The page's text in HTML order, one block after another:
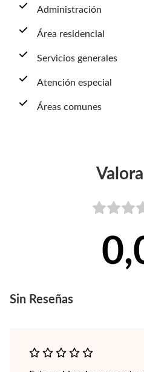
Administración
Área residencial
Servicios generales
Atención especial
Áreas comunes
Sin Reseñas